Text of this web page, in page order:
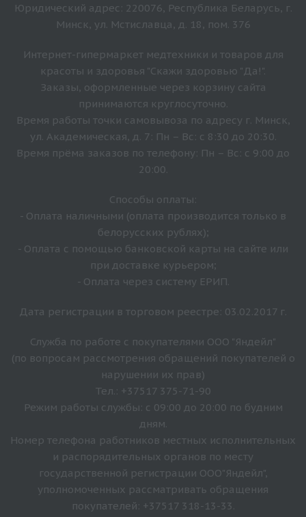
Юридический адрес: 220076, Республика Беларусь, г.
Минск, ул. Мстиславца, д. 18, пом. 376
Интернет-гипермаркет медтехники и товаров для
красоты и здоровья "Скажи здоровью "Да!".
Заказы, оформленные через корзину сайта
принимаются круглосуточно.
Время работы точки самовывоза по адресу г. Минск,
ул. Академическая, д. 7: Пн – Вс: с 8:30 до 20:30.
Время прёма заказов по телефону: Пн – Вс: с 9:00 до
20:00.
Способы оплаты:
- Оплата наличными (оплата производится только в
белорусских рублях);
- Оплата с помощью банковской карты на сайте или
при доставке курьером;
- Оплата через систему ЕРИП.
Дата регистрации в торговом реестре: 03.02.2017 г.
Служба по работе с покупателями ООО "Яндейл"
(по вопросам рассмотрения обращений покупателей о
нарушении их прав)
Тел.: +37517 375-71-90
Режим работы службы: с 09:00 до 20:00 по будним
дням.
Номер телефона работников местных исполнительных
и распорядительных органов по месту
государственной регистрации ООО"Яндейл",
уполномоченных рассматривать обращения
покупателей: +37517 318-13-33.